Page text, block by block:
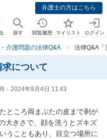
弁護士の方はこちら
探す 閲覧履歴 マイリスト ログイン
介護問題の法律Q&A 法律Q&A「
について
： 2024年9月4日 11:43
ところ両まぶたの皮まで剥が
大きさで、顔を洗うとズキズ
うこともあり、目立つ場所に